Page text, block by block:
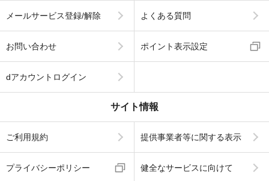
メールサービス登録/解除 よくある質問
お問い合わせ ポイント表示設定
dアカウントログイン
サイト情報
ご利用規約 提供事業者等に関する表示
プライバシーポリシー 健全なサービスに向けて